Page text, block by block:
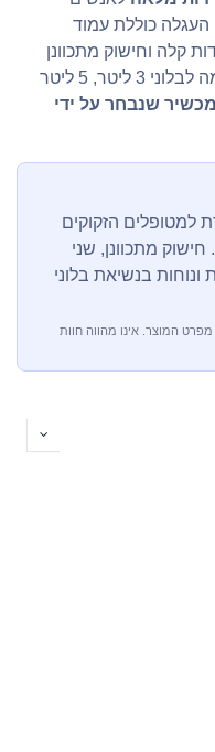
כוללת עמוד
קלה וחישוק מתכוונן
החובק את הבלון ומייצב אותו. מתאימה לבלוני 3 ליטר, 5 ליטר
שנבחר על ידי
הזקוקים
מתכוונן, שני
ונוחות בנשיאת בלוני
המוצר. אינו מהווה חוות